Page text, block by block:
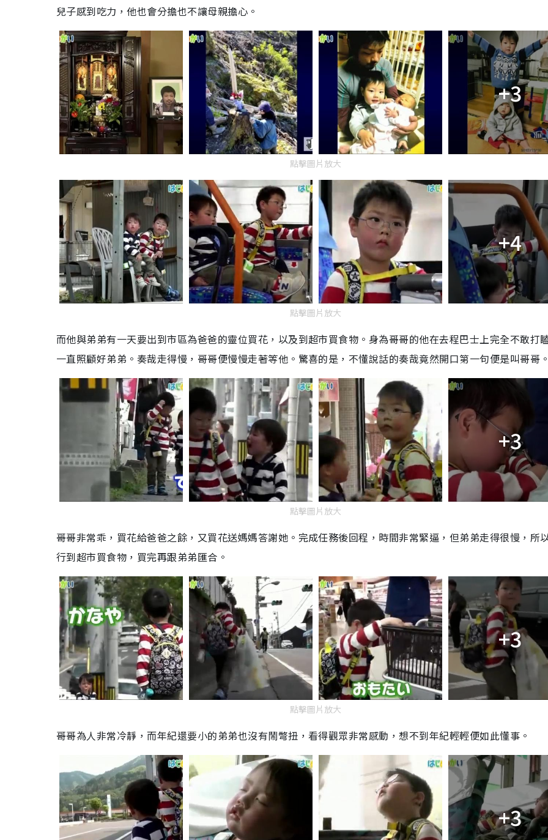
兒子感到吃力，他也會分擔也不讓母親擔心。
+3
點擊圖片放大
+4
點擊圖片放大
而他與弟弟有一天要出到市區為爸爸的靈位買花，以及到超市買食物。身為哥哥的他在去程巴士上完全不敢打
一直照顧好弟弟。奏哉走得慢，哥哥便慢慢走著等他。驚喜的是，不懂說話的奏哉竟然開口第一句便是叫哥哥
+3
點擊圖片放大
哥哥非常乖，買花給爸爸之餘，又買花送媽媽答謝她。完成任務後回程，時間非常緊逼，但弟弟走得很慢，所
行到超市買食物，買完再跟弟弟匯合。
+3
點擊圖片放大
哥哥為人非常冷靜，而年紀還要小的弟弟也沒有鬧彆扭，看得觀眾非常感動，想不到年紀輕輕便如此懂事。
+3